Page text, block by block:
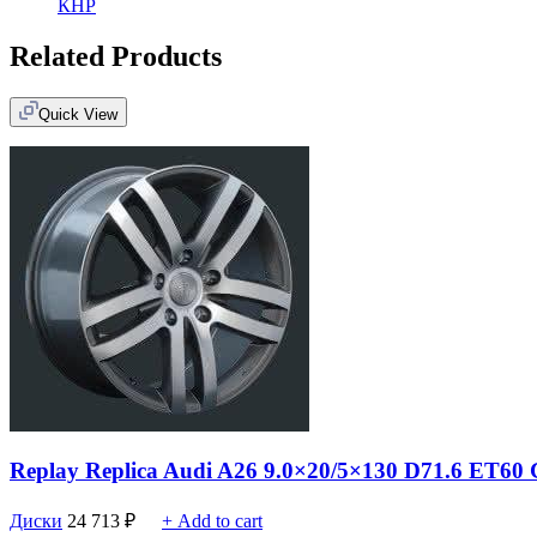
КНР
Related Products
Quick View
Replay Replica Audi A26 9.0×20/5×130 D71.6 ET60
Диски 24 713 ₽ + Add to cart